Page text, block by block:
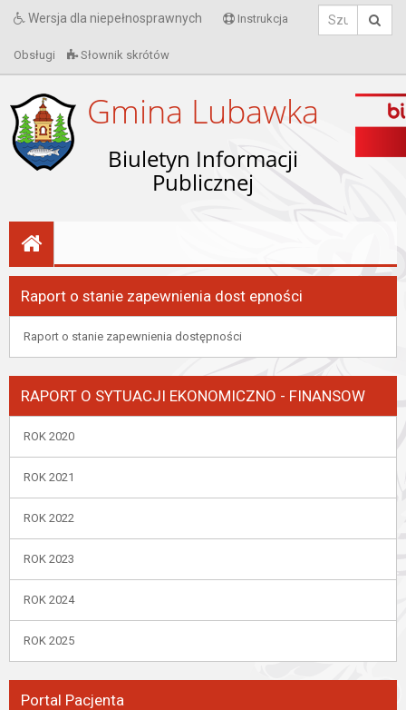
Wersja dla niepełnosprawnych Instrukcja
Obsługi Słownik skrótów
Gmina Lubawka
Biuletyn Informacji
Publicznej
Raport o stanie zapewnienia dost epności
Raport o stanie zapewnienia dostępności
RAPORT O SYTUACJI EKONOMICZNO - FINANSOW
ROK 2020
ROK 2021
ROK 2022
ROK 2023
ROK 2024
ROK 2025
Portal Pacjenta